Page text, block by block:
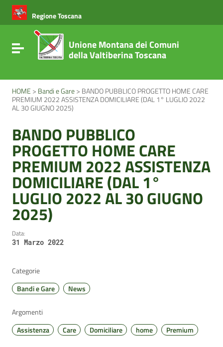
Vai ai contenuti
Vai al menu di navigazione
Vai al footer
Regione Toscana
Attiva / disattiva la navigazione
Unione Montana dei Comuni
della Valtiberina Toscana
HOME > Bandi e Gare> BANDO PUBBLICO PROGETTO HOME CARE
PREMIUM 2022 ASSISTENZA DOMICILIARE (DAL 1° LUGLIO 2022
AL 30 GIUGNO 2025)
BANDO PUBBLICO
PROGETTO HOME CARE
PREMIUM 2022 ASSISTENZA
DOMICILIARE (DAL 1°
LUGLIO 2022 AL 30 GIUGNO
2025)
Data:
31 Marzo 2022
Categorie
Bandi e Gare
News
Argomenti
Assistenza
Care Domiciliare home Premium